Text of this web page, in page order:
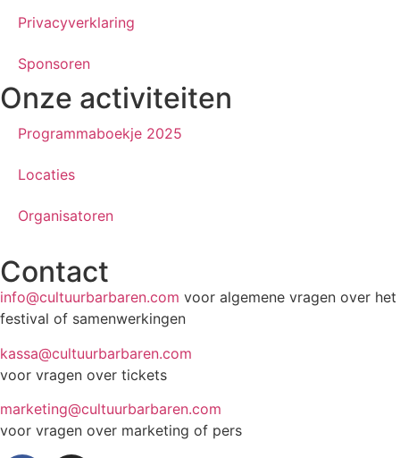
Privacyverklaring
Sponsoren
Onze activiteiten
Programmaboekje 2025
Locaties
Organisatoren
Contact
info@cultuurbarbaren.com voor algemene vragen over het
festival of samenwerkingen
kassa@cultuurbarbaren.com
voor vragen over tickets
marketing@cultuurbarbaren.com
voor vragen over marketing of pers